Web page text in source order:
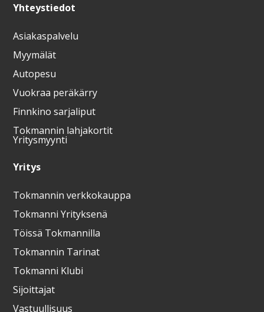
Yhteystiedot
Asiakaspalvelu
Myymälät
Autopesu
Vuokraa peräkärry
Finnkino sarjaliput
Tokmannin lahjakortit
Yritysmyynti
Yritys
Tokmannin verkkokauppa
Tokmanni Yrityksenä
Töissä Tokmannilla
Tokmannin Tarinat
Tokmanni Klubi
Sijoittajat
Vastuullisuus